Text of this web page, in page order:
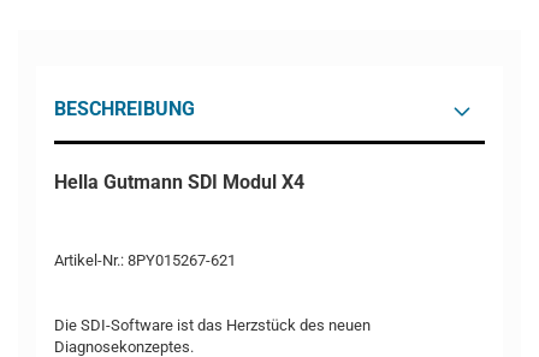
BESCHREIBUNG
Hella Gutmann SDI Modul X4
Artikel-Nr.: 8PY015267-621
Die SDI-Software ist das Herzstück des neuen
Diagnosekonzeptes.